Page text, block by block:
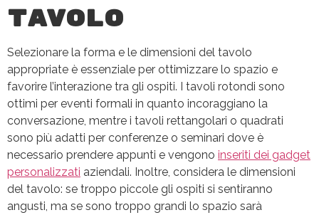
tavolo
Selezionare la forma e le dimensioni del tavolo
appropriate è essenziale per ottimizzare lo spazio e
favorire l’interazione tra gli ospiti. I tavoli rotondi sono
ottimi per eventi formali in quanto incoraggiano la
conversazione, mentre i tavoli rettangolari o quadrati
sono più adatti per conferenze o seminari dove è
necessario prendere appunti e vengono inseriti dei gadget
personalizzati aziendali. Inoltre, considera le dimensioni
del tavolo: se troppo piccole gli ospiti si sentiranno
angusti, ma se sono troppo grandi lo spazio sarà